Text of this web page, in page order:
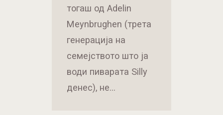
тогаш од Adelin
Meynbrughen (трета
генерација на
семејството што ја
води пиварата Silly
денес), не…